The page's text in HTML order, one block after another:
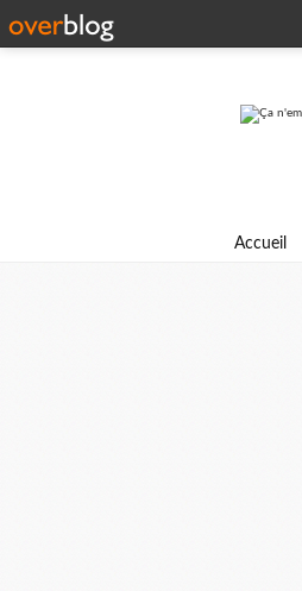
Accueil